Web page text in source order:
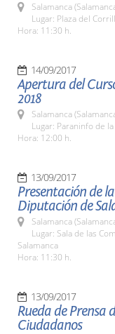
Salamanca
Lugar: Plaza del
Hora: 11:30 h.
14/09/2017
Apertura del
2018
Salamanca
Lugar: Paraninfo de
Hora: 12:00 h.
13/09/2017
Presentación de
Diputación de
Salamanca
Lugar: Sala de las
Salamanca
Hora: 11:30 h.
13/09/2017
Rueda de Prensa
Ciudadanos